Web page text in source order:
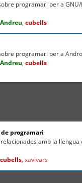
programari per a GNU/
Andreu, cubells
programari per a
Andreu, cubells
programari
amb la
cubells, xavivars